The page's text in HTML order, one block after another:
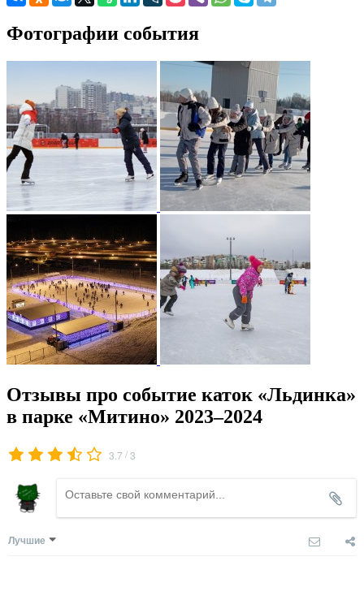
Фотографии события
Отзывы про событие каток «Льдинка»
в парке «Митино» 2023–2024
3.7 /3
Лучшие